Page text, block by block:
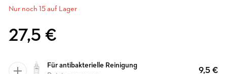
Nur noch 15 auf Lager
27,5 €
Für antibakterielle Reinigung
9,5 €